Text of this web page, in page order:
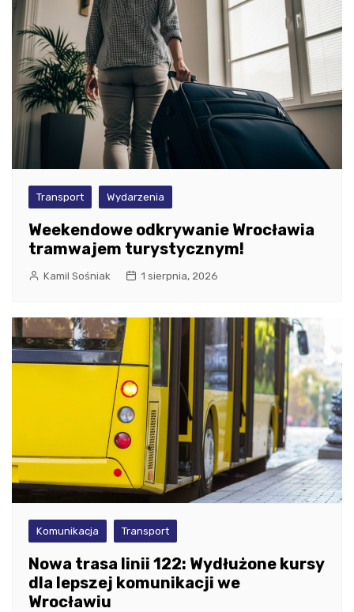
Transport Wydarzenia
Weekendowe odkrywanie Wrocławia
tramwajem turystycznym!
Kamil Sośniak 1 sierpnia, 2026
Komunikacja Transport
Nowa trasa linii 122: Wydłużone kursy
dla lepszej komunikacji we
Wrocławiu